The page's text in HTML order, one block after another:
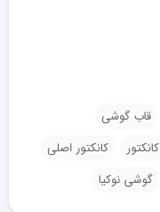
قاب گوشی
کانکتور
کانکتور اصلی
گوشی نوکیا